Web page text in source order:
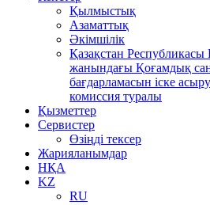
Қылмыстық
Азаматтық
Әкімшілік
Қазақстан Республикасы
жанындағы Қоғамдық
бағдарламасын іске
комиссия туралы
Қызметтер
Сервистер
Өзіңді тексер
Жарияланымдар
НҚА
KZ
RU